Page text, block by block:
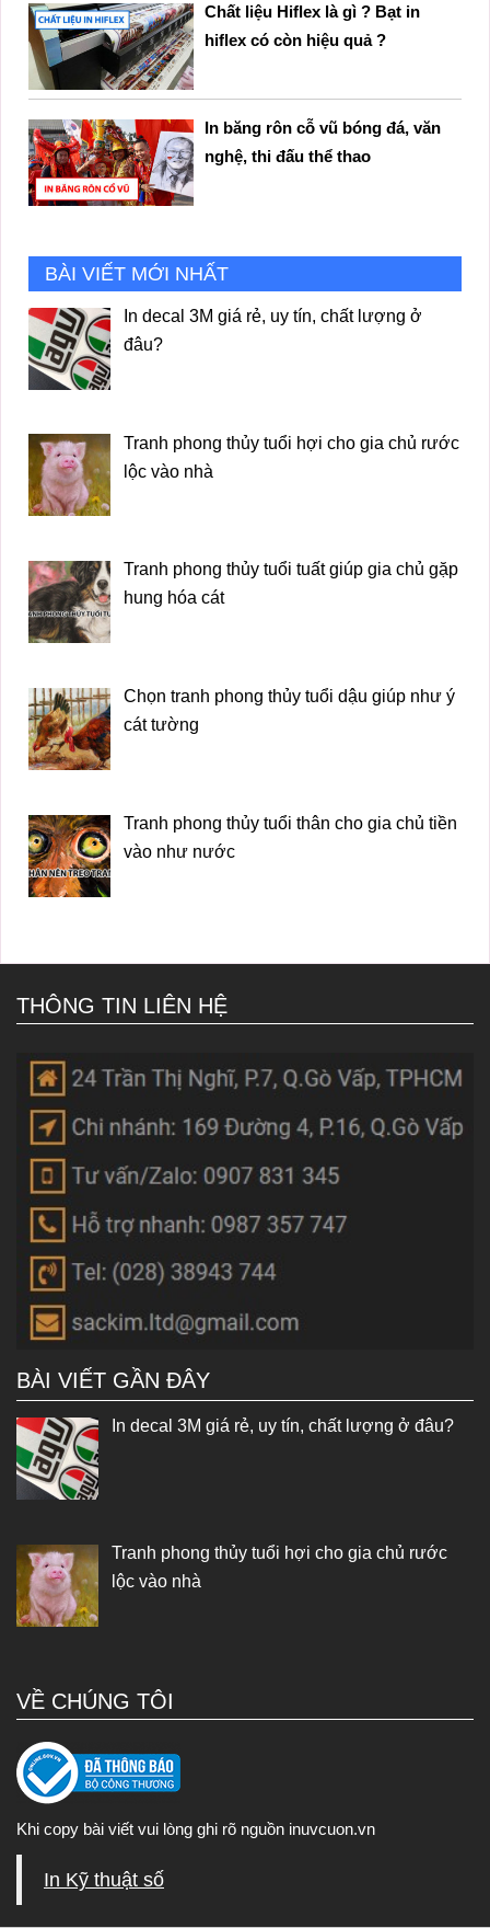
Chất liệu Hiflex là gì ? Bạt in
hiflex có còn hiệu quả ?
In băng rôn cỗ vũ bóng đá, văn
nghệ, thi đấu thể thao
BÀI VIẾT MỚI NHẤT
In decal 3M giá rẻ, uy tín, chất lượng ở
đâu?
Tranh phong thủy tuổi hợi cho gia chủ rước
lộc vào nhà
Tranh phong thủy tuổi tuất giúp gia chủ gặp
hung hóa cát
Chọn tranh phong thủy tuổi dậu giúp như ý
cát tường
Tranh phong thủy tuổi thân cho gia chủ tiền
vào như nước
THÔNG TIN LIÊN HỆ
BÀI VIẾT GẦN ĐÂY
In decal 3M giá rẻ, uy tín, chất lượng ở đâu?
Tranh phong thủy tuổi hợi cho gia chủ rước
lộc vào nhà
VỀ CHÚNG TÔI
Khi copy bài viết vui lòng ghi rõ nguồn inuvcuon.vn
In Kỹ thuật số